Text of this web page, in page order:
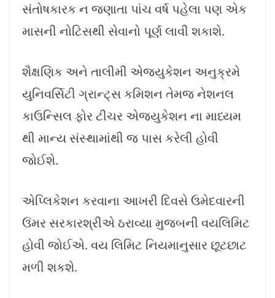
સંતોષકારક ન જણાતા પાંચ વર્ષ પહેલા પણ એક
માસની નોટિસથી સેવાનો પૂર્ણ લાવી શકાશે.
શૈક્ષણિક અને તાલીમી એજ્યુકેશન અનુક્રમે
યુનિવર્સિટી ગ્રાન્ટ્સ કમિશન તેમજ નેશનલ
કાઉન્સિલ ફોર ટીચર એજ્યુકેશન ના માધ્યમ
થી માન્ય સંસ્થામાંથી જ પાસ કરેલી હોવી
જોઈશે.
એપ્લિકેશન કરવાના આખરી દિવસે ઉમેદવારની
ઉંમર સરકારશ્રીએ ઠરાવ્યા મુજબની વયલિમિટ
હોવી જોઈએ. વય લિમિટ નિયમાનુસાર છૂટછાટ
મળી શકશે.